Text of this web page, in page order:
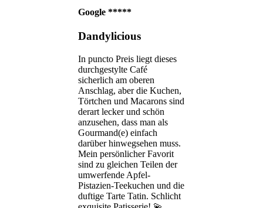
Google *****
Dandylicious
In puncto Preis liegt dieses
durchgestylte Café
sicherlich am oberen
Anschlag, aber die Kuchen,
Törtchen und Macarons sind
derart lecker und schön
anzusehen, dass man als
Gourmand(e) einfach
darüber hinwegsehen muss.
Mein persönlicher Favorit
sind zu gleichen Teilen der
umwerfende Apfel-
Pistazien-Teekuchen und die
duftige Tarte Tatin. Schlicht